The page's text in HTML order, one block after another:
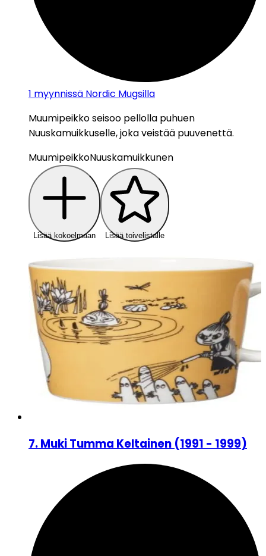
1 myynnissä Nordic Mugsilla
Muumipeikko seisoo pellolla puhuen
Nuuskamuikkuselle, joka veistää puuvenettä.
MuumipeikkoNuuskamuikkunen
Lisää kokoelmaan Lisää toivelistalle
7.Muki Tumma Keltainen (1991 - 1999)